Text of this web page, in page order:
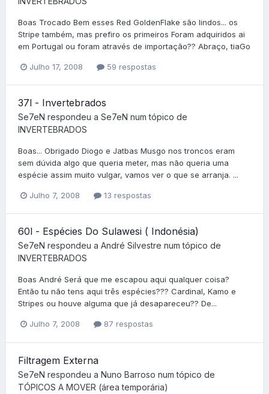
Boas Trocado Bem esses Red GoldenFlake são lindos... os
Stripe também, mas prefiro os primeiros Foram adquiridos ai
em Portugal ou foram através de importação?? Abraço, tiaGo
Julho 17, 2008 59 respostas
37l - Invertebrados
Se7eN respondeu a Se7eN num tópico de
INVERTEBRADOS
Boas... Obrigado Diogo e Jatbas Musgo nos troncos eram
sem dúvida algo que queria meter, mas não queria uma
espécie assim muito vulgar, vamos ver o que se arranja. ...
Julho 7, 2008 13 respostas
60l - Espécies Do Sulawesi ( Indonésia)
Se7eN respondeu a André Silvestre num tópico de
INVERTEBRADOS
Boas André Será que me escapou aqui qualquer coisa?
Então tu não tens aqui três espécies??? Cardinal, Kamo e
Stripes ou houve alguma que já desapareceu?? De...
Julho 7, 2008 87 respostas
Filtragem Externa
Se7eN respondeu a Nuno Barroso num tópico de
TÓPICOS A MOVER (área temporária)